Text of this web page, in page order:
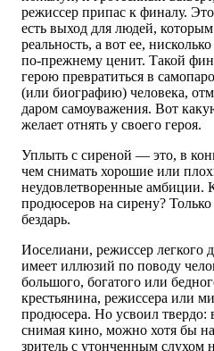
режиссер припас к финалу.
есть выход для людей,
реальность, а вот ее,
по-прежнему ценит. Такой
герою превратиться в
(или биографию) человека,
даром самоуважения. Вот
желает отнять у своего героя.
Уплыть с сиреной — это, в
чем снимать хорошие или
неудовлетворенные амбиции.
продюсеров на сирену?
бездарь.
Иоселиани, режиссер легкого
имеет иллюзий по поводу
большого, богатого или
крестьянина, режиссера или
продюсера. Но усвоил твердо:
снимая кино, можно хотя бы
зритель с утонченным